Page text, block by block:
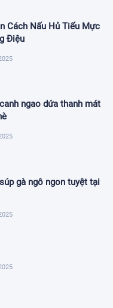
Cách Nấu Hủ Tiếu Mực
Điệu
ngao dứa thanh mát
gà ngô ngon tuyệt tại